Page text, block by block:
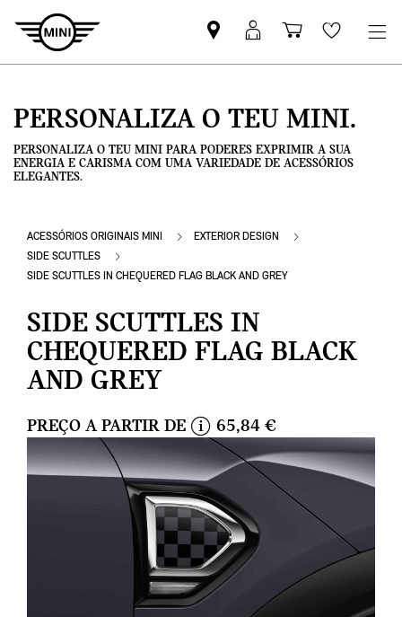
Pesquisar
parceiro
Iniciar
sessão
Carrinho
de
Wishlist
PERSONALIZA O TEU MINI.
PERSONALIZA O TEU MINI PARA PODERES EXPRIMIR A SUA
ENERGIA E CARISMA COM UMA VARIEDADE DE ACESSÓRIOS
ELEGANTES.
ACESSÓRIOS ORIGINAIS MINI
EXTERIOR DESIGN
SIDE SCUTTLES
SIDE SCUTTLES IN CHEQUERED FLAG BLACK AND GREY
SIDE SCUTTLES IN
CHEQUERED FLAG BLACK
AND GREY
PREÇO A PARTIR DE
n
f
o
65,84 €